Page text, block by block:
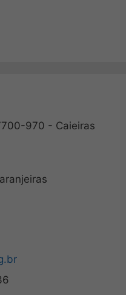
970 - Caieiras